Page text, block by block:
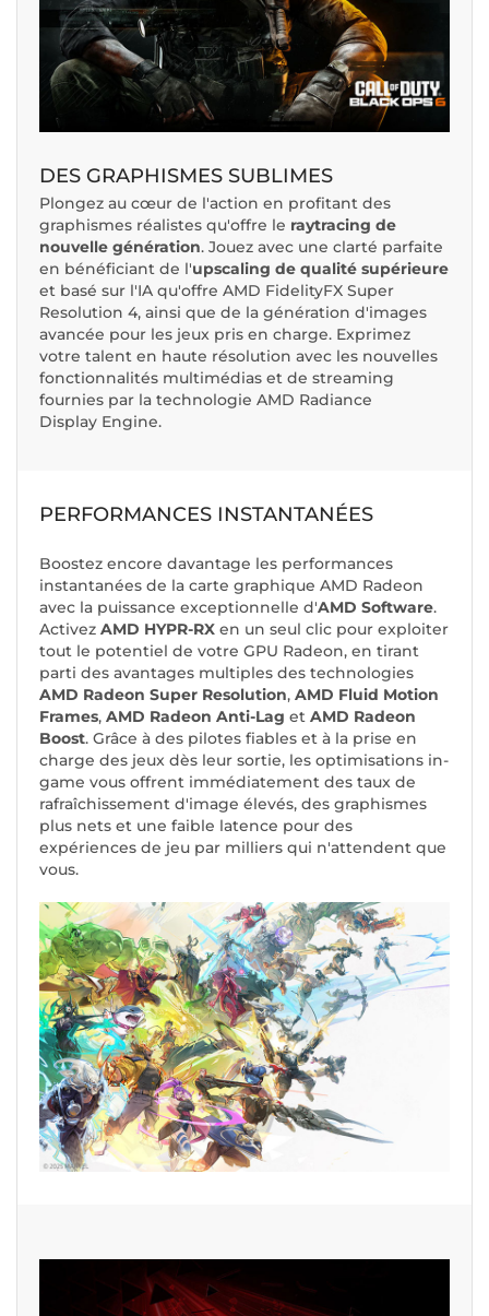
DES GRAPHISMES SUBLIMES
Plongez au cœur de l'action en profitant des
graphismes réalistes qu'offre le raytracing de
nouvelle génération. Jouez avec une clarté parfaite
en bénéficiant de l'upscaling de qualité supérieure
et basé sur l'IA qu'offre AMD FidelityFX Super
Resolution 4, ainsi que de la génération d'images
avancée pour les jeux pris en charge. Exprimez
votre talent en haute résolution avec les nouvelles
fonctionnalités multimédias et de streaming
fournies par la technologie AMD Radiance
Display Engine.
PERFORMANCES INSTANTANÉES
Boostez encore davantage les performances
instantanées de la carte graphique AMD Radeon
avec la puissance exceptionnelle d'AMD Software.
Activez AMD HYPR-RX en un seul clic pour exploiter
tout le potentiel de votre GPU Radeon, en tirant
parti des avantages multiples des technologies
AMD Radeon Super Resolution, AMD Fluid Motion
Frames, AMD Radeon Anti-Lag et AMD Radeon
Boost. Grâce à des pilotes fiables et à la prise en
charge des jeux dès leur sortie, les optimisations in-
game vous offrent immédiatement des taux de
rafraîchissement d'image élevés, des graphismes
plus nets et une faible latence pour des
expériences de jeu par milliers qui n'attendent que
vous.